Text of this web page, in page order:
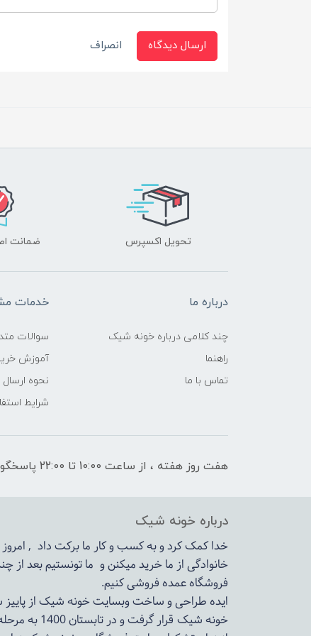
ارسال دیدگاه انصراف
تحویل اکسپرس ضمانت
درباره ما
چند کلامی درباره خونه شیک
راهنما
تماس با ما
خدمات
سوالات
آموزش
نحوه
شرایط
هفت روز هفته ، از ساعت 10:00 تا 22:00 پاسخگوی شما هستیم
درباره خونه شیک
خدا کمک کرد و به کسب و کار ما برکت داد ,
خانوادگی از ما خرید میکنن و ما تونستیم بعد از
فروشگاه عمده فروشی کنیم.
ایده طراحی و ساخت وبسایت خونه شیک از پاییز سال 1399در دستور کار
خونه شیک قرار گرفت و در تابستان 1400 به مرحله اجرا رسید.